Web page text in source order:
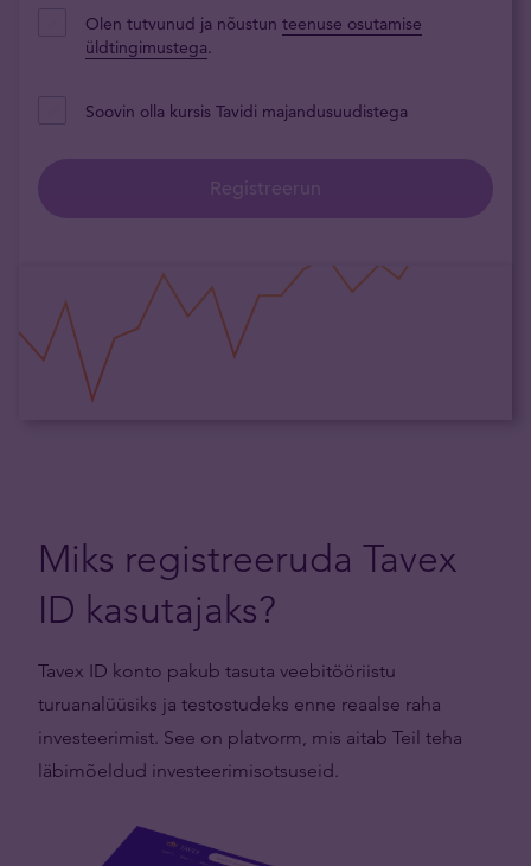
Olen tutvunud ja nõustun teenuse osutamise
üldtingimustega.
Soovin olla kursis Tavidi majandusuudistega
Registreerun
Miks registreeruda Tavex
ID kasutajaks?
Tavex ID konto pakub tasuta veebitööriistu
turuanalüüsiks ja testostudeks enne reaalse raha
investeerimist. See on platvorm, mis aitab Teil teha
läbimõeldud investeerimisotsuseid.